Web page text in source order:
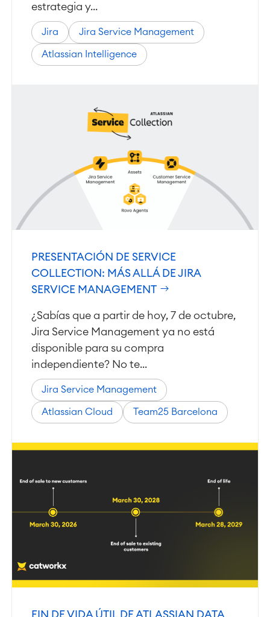
Service Management
Gestión de servicios IT & CMDB
Viaja a la gestión de servicios
Gestión de activos
Mantenimiento industrial
Colaboración & Conocimiento
Wiki Empresarial
Meetings
Intranet Social
Integration
Inteligencia Artificial
SAP Integración
Atlassian Backup & Restore
SERVICIOS
SOBRE NOSOTROS
■
estrategia y...
Jira Jira Service Management
Atlassian Intelligence
PRESENTACIÓN DE SERVICE
COLLECTION: MÁS ALLÁ DE JIRA
SERVICE MANAGEMENT
¿Sabías que a partir de hoy, 7 de octubre,
Jira Service Management ya no está
disponible para su compra
independiente? No te...
Jira Service Management
Atlassian Cloud Team25 Barcelona
FIN DE VIDA ÚTIL DE ATLASSIAN DATA